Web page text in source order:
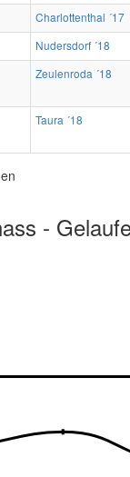
Charlottenthal ´17
Nudersdorf ´18
Zeulenroda ´18
Taura ´18
-